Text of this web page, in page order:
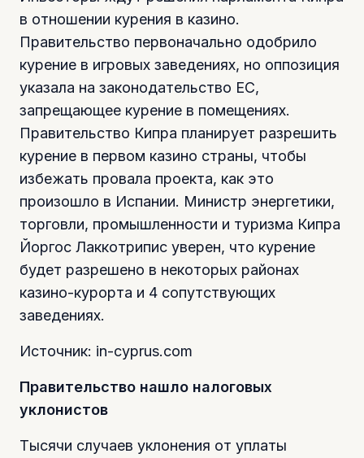
в отношении курения в казино.
Правительство первоначально одобрило
курение в игровых заведениях, но оппозиция
указала на законодательство ЕС,
запрещающее курение в помещениях.
Правительство Кипра планирует разрешить
курение в первом казино страны, чтобы
избежать провала проекта, как это
произошло в Испании. Министр энергетики,
торговли, промышленности и туризма Кипра
Йоргос Лаккотрипис уверен, что курение
будет разрешено в некоторых районах
казино-курорта и 4 сопутствующих
заведениях.
Источник: in-cyprus.com
Правительство нашло налоговых
уклонистов
Тысячи случаев уклонения от уплаты